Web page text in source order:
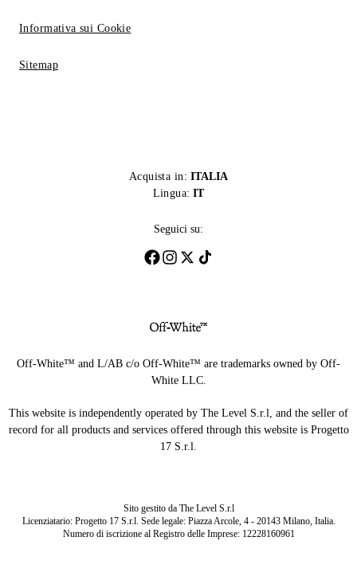
Informativa sui Cookie
Sitemap
Acquista in: ITALIA
Lingua: IT
Seguici su:
Off-White™ and L/AB c/o Off-White™ are trademarks owned by Off-
White LLC.
This website is independently operated by The Level S.r.l, and the seller of
record for all products and services offered through this website is Progetto
17 S.r.l.
Sito gestito da The Level S.r.l
Licenziatario: Progetto 17 S.r.l. Sede legale: Piazza Arcole, 4 - 20143 Milano, Italia.
Numero di iscrizione al Registro delle Imprese: 12228160961